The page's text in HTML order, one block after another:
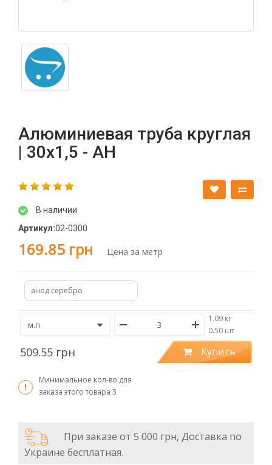
Алюминиевая труба круглая
| 30х1,5 - АН
В наличии
Артикул:02-0300
169.85 грн Цена за метр
анод.серебро
1.09 кг
/0.50 шт
509.55 грн Купить
Минимальное кол-во для
заказа этого товара 3
При заказе от 5 000 грн, Доставка по
Украине бесплатная.